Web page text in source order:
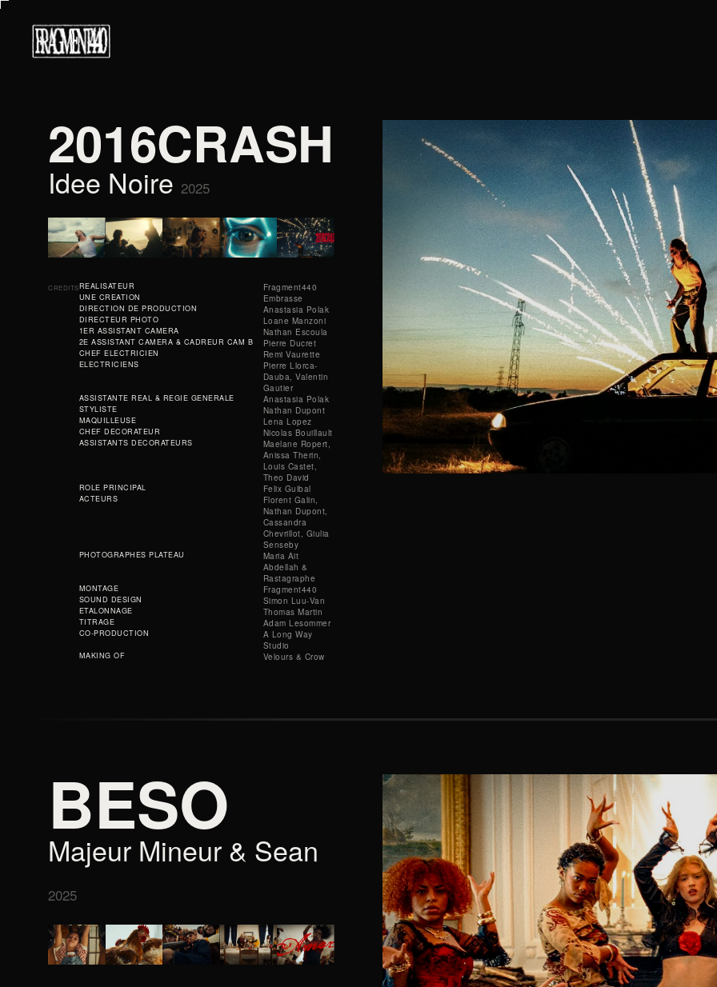
2016CRASH
Idee Noire 2025
CREDITSREALISATEUR Fragment440
UNE CREATION Embrasse
DIRECTION DE PRODUCTION Anastasia Polak
DIRECTEUR PHOTO Loane Manzoni
1ER ASSISTANT CAMERA Nathan Escoula
2E ASSISTANT CAMERA & CADREUR CAM B Pierre Ducret
CHEF ELECTRICIEN Remi Vaurette
ELECTRICIENS
Pierre Llorca-
Dauba, Valentin
Gautier
ASSISTANTE REAL & REGIE GENERALE Anastasia Polak
STYLISTE Nathan Dupont
MAQUILLEUSE Lena Lopez
CHEF DECORATEUR Nicolas Bouillault
ASSISTANTS DECORATEURS
Maelane Ropert,
Anissa Therin,
Louis Castet,
Theo David
ROLE PRINCIPAL Felix Guibal
ACTEURS
Florent Galin,
Nathan Dupont,
Cassandra
Chevrillot, Giulia
Senseby
PHOTOGRAPHES PLATEAU
Maria Ait
Abdellah &
Rastagraphe
MONTAGE Fragment440
SOUND DESIGN Simon Luu-Van
ETALONNAGE Thomas Martin
TITRAGE Adam Lesommer
CO-PRODUCTION
A Long Way
Studio
MAKING OF Velours & Crow
BESO
Majeur Mineur & Sean
2025